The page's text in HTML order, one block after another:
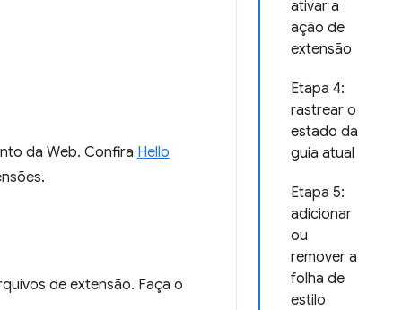
ativar a
ação de
extensão
Etapa 4:
rastrear o
estado da
guia atual
Etapa 5:
adicionar
ou
remover a
folha de
estilo
da Web. Confira Hello
de extensão. Faça o